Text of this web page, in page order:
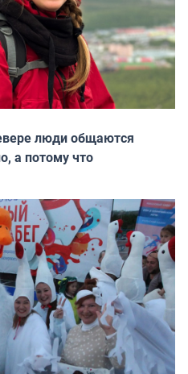
люди общаются
а потому что